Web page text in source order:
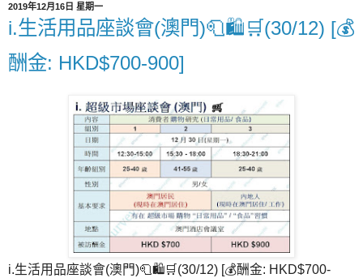
2019年12月16日 星期一
i.生活用品座談會(澳門)🧻🛍🛒(30/12) [💰
酬金: HKD$700-900]
i.生活用品座談會(澳門)🧻🛍🛒(30/12) [💰酬金: HKD$700-